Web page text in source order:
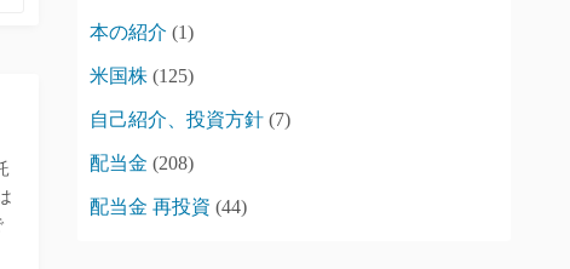
本の紹介 (1)
米国株 (125)
自己紹介、投資方針 (7)
配当金 (208)
配当金 再投資 (44)